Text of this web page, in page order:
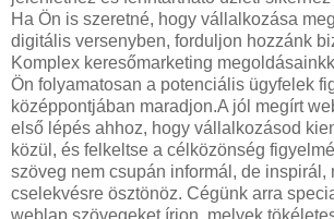
Ha Ön is szeretné, hogy vállalkozása
digitális versenyben, forduljon hozzánk
Komplex keresőmarketing
Ön folyamatosan a potenciális ügyfelek
középpontjában maradjon.A jól megírt
első lépés ahhoz, hogy vállalkozásod
közül, és felkeltse a célközönség
szöveg nem csupán informál, de inspirál,
cselekvésre ösztönöz. Cégünk arra
weblap szövegeket írjon, melyek